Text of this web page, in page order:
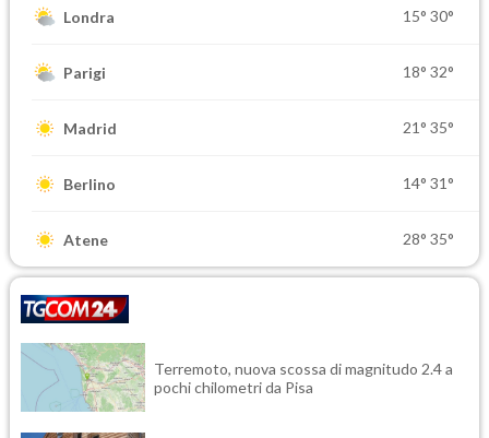
Londra 15° 30°
Parigi 18° 32°
Madrid 21° 35°
Berlino 14° 31°
Atene 28° 35°
Terremoto, nuova scossa di magnitudo 2.4 a
pochi chilometri da Pisa